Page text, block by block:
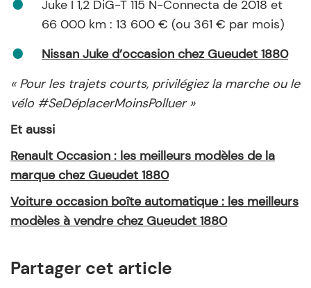
Juke I 1,2 DiG-T 115 N-Connecta de 2018 et
66 000 km : 13 600 € (ou 361 € par mois)
Nissan Juke d’occasion chez Gueudet 1880
« Pour les trajets courts, privilégiez la marche ou le
vélo #SeDéplacerMoinsPolluer »
Et aussi
Renault Occasion : les meilleurs modèles de la
marque chez Gueudet 1880
Voiture occasion boîte automatique : les meilleurs
modèles à vendre chez Gueudet 1880
Partager cet article